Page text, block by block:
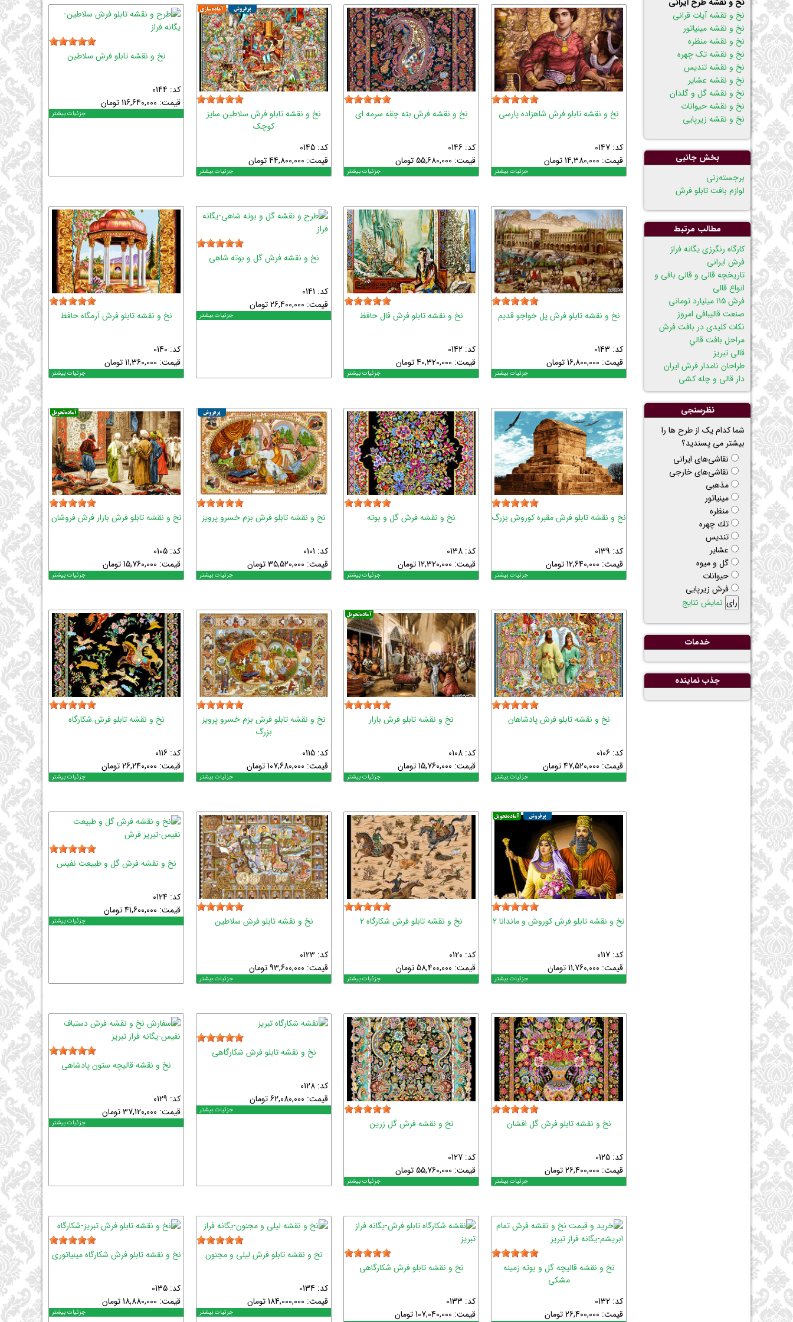
نخ و نقشه تابلو فرش شاهزاده پارسی
کد: 0147
قیمت: 14,380,000تومان
جزئیات بیشتر
نخ و نقشه فرش بته چقه سرمه ای
کد: 0146
قیمت: 55,680,000تومان
جزئیات بیشتر
نخ و نقشه تابلو فرش سلاطین سایز
کوچک
کد: 0145
قیمت: 44,800,000تومان
جزئیات بیشتر
نخ و نقشه تابلو فرش سلاطین
کد: 0144
قیمت: 116,640,000تومان
جزئیات بیشتر
نخ و نقشه تابلو فرش پل خواجو قدیم
کد: 0143
قیمت: 16,800,000تومان
جزئیات بیشتر
نخ و نقشه تابلو فرش فال حافظ
کد: 0142
قیمت: 40,320,000تومان
جزئیات بیشتر
نخ و نقشه فرش گل و بوته شاهی
کد: 0141
قیمت: 26,400,000تومان
جزئیات بیشتر نخ و نقشه تابلو فرش آرمگاه حافظ
کد: 0140
قیمت: 11,360,000تومان
جزئیات بیشتر
نخ و نقشه تابلو فرش مقبره کوروش بزرگ
کد: 0139
قیمت: 12,640,000تومان
جزئیات بیشتر
نخ و نقشه فرش گل و بوته
کد: 0138
قیمت: 12,320,000تومان
جزئیات بیشتر
نخ و نقشه تابلو فرش بزم خسرو پرویز
کد: 0101
قیمت: 35,520,000تومان
جزئیات بیشتر
نخ و نقشه تابلو فرش بازار فرش فروشان
کد: 0105
قیمت: 15,760,000تومان
جزئیات بیشتر
نخ و نقشه تابلو فرش پادشاهان
کد: 0106
قیمت: 47,520,000تومان
جزئیات بیشتر
نخ و نقشه تابلو فرش بازار
کد: 0108
قیمت: 15,760,000تومان
جزئیات بیشتر
نخ و نقشه تابلو فرش بزم خسرو پرویز
بزرگ
کد: 0115
قیمت: 107,680,000تومان
جزئیات بیشتر
نخ و نقشه تابلو فرش شکارگاه
کد: 0116
قیمت: 26,240,000تومان
جزئیات بیشتر
نخ و نقشه تابلو فرش کوروش و ماندانا 2
کد: 0117
قیمت: 11,760,000تومان
جزئیات بیشتر
نخ و نقشه تابلو فرش شکارگاه 2
کد: 0120
قیمت: 58,400,000تومان
جزئیات بیشتر
نخ و نقشه تابلو فرش سلاطین
کد: 0123
قیمت: 93,600,000تومان
جزئیات بیشتر
نخ و نقشه فرش گل و طبیعت نفیس
کد: 0124
قیمت: 41,600,000تومان
جزئیات بیشتر
نخ و نقشه تابلو فرش گل افشان
کد: 0125
قیمت: 26,400,000تومان
جزئیات بیشتر
نخ و نقشه فرش گل زرین
کد: 0127
قیمت: 55,760,000تومان
جزئیات بیشتر
نخ و نقشه تابلو فرش شکارگاهی
کد: 0128
قیمت: 62,080,000تومان
جزئیات بیشتر
نخ و نقشه قالیچه ستون پادشاهی
کد: 0129
قیمت: 37,120,000تومان
جزئیات بیشتر
نخ و نقشه قالیچه گل و بوته زمینه
مشکی
کد: 0132
قیمت: 26,400,000تومان
نخ و نقشه تابلو فرش شکارگاهی
کد: 0133
قیمت: 107,040,000تومان
نخ و نقشه تابلو فرش لیلی و مجنون
کد: 0134
قیمت: 184,000,000تومان
جزئیات بیشتر
نخ و نقشه تابلو فرش شکارگاه مینیاتوری
کد: 0135
قیمت: 18,880,000تومان
جزئیات بیشتر
نخ و نقشه آیات قرانی
نخ و نقشه مینیاتور
نخ و نقشه منظره
نخ و نقشه تک چهره
نخ و نقشه تندیس
نخ و نقشه عشایر
نخ و نقشه گل و گلدان
نخ و نقشه حیوانات
نخ و نقشه زیرپایی
بخش جانبی
پریدن
برجسته‌زنی
لوازم بافت تابلو فرش
مطالب مرتبط
كارگاه رنگرزی يگانه فراز
فرش ایرانی
تاریخچه قالی و قالی بافی و
انواع قالی
فرش ۱۱۵ میلیارد تومانی
صنعت قالیبافی امروز
نکات کلیدی در بافت فرش
مراحل بافت قالي
قالی تبریز
طراحان نامدار فرش ایران
دار قالی و چله کشی
نظرسنجی
شما کدام یک از طرح ها را
بیشتر می پسندید؟
نقاشی‌های ایرانی
نقاشی‌های خارجی
مذهبی
مینیاتور
منظره
تك چهره
تنديس
عشاير
گل و ميوه
حيوانات
فرش زیرپایی
نمایش نتایج
خدمات
جذب نماينده